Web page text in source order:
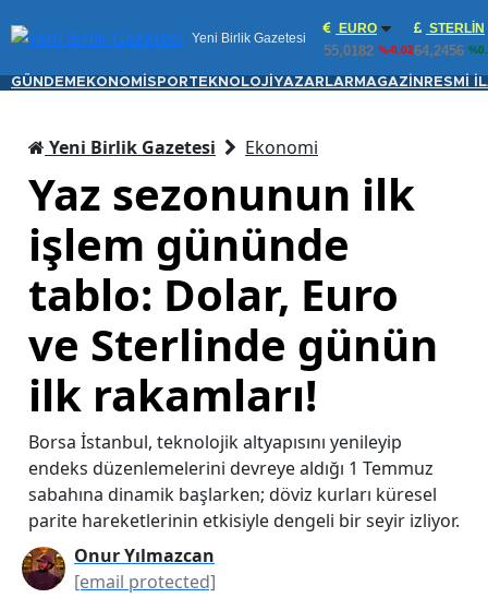
Yeni Birlik Gazetesi
EURO
55,0182 %-0.02
STERLIN
64,2456
GÜNDEM EKONOMİ SPORTEKNOLOJİ YAZARLAR MAGAZİN RESMİ
Yeni Birlik Gazetesi Ekonomi
Yaz sezonunun ilk
işlem gününde
tablo: Dolar, Euro
ve Sterlinde günün
ilk rakamları!
Borsa İstanbul, teknolojik altyapısını yenileyip
endeks düzenlemelerini devreye aldığı 1 Temmuz
sabahına dinamik başlarken; döviz kurları küresel
parite hareketlerinin etkisiyle dengeli bir seyir izliyor.
Onur Yılmazcan
[email protected]